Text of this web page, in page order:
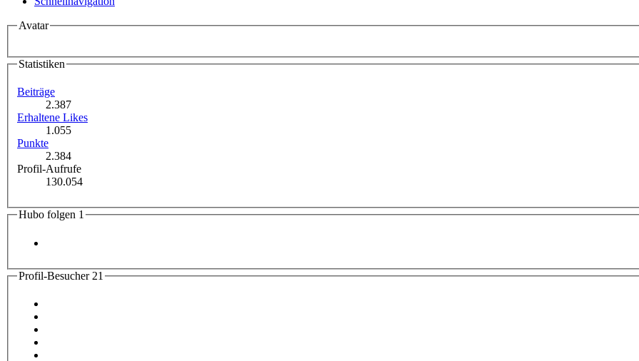
Avatar
Statistiken
Beiträge
2.387
Erhaltene Likes
1.055
Punkte
2.384
Profil-Aufrufe
130.054
Hubo folgen 1
Profil-Besucher 21